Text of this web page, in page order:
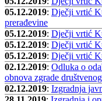
05.12.2019: Dječji vrtić
prerađevine
05.12.2019: Dječji vrtić
05.12.2019: Dječji vrtić
05.12.2019: Dječji vrtić
02.12.2019: Odluka o
obnova zgrade
02.12.2019: Izgradnja